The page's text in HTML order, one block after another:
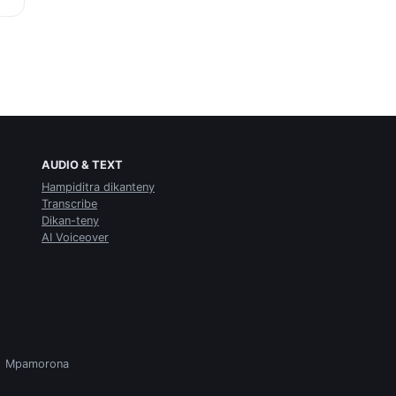
AUDIO & TEXT
Hampiditra dikanteny
Transcribe
Dikan-teny
AI Voiceover
Mpamorona